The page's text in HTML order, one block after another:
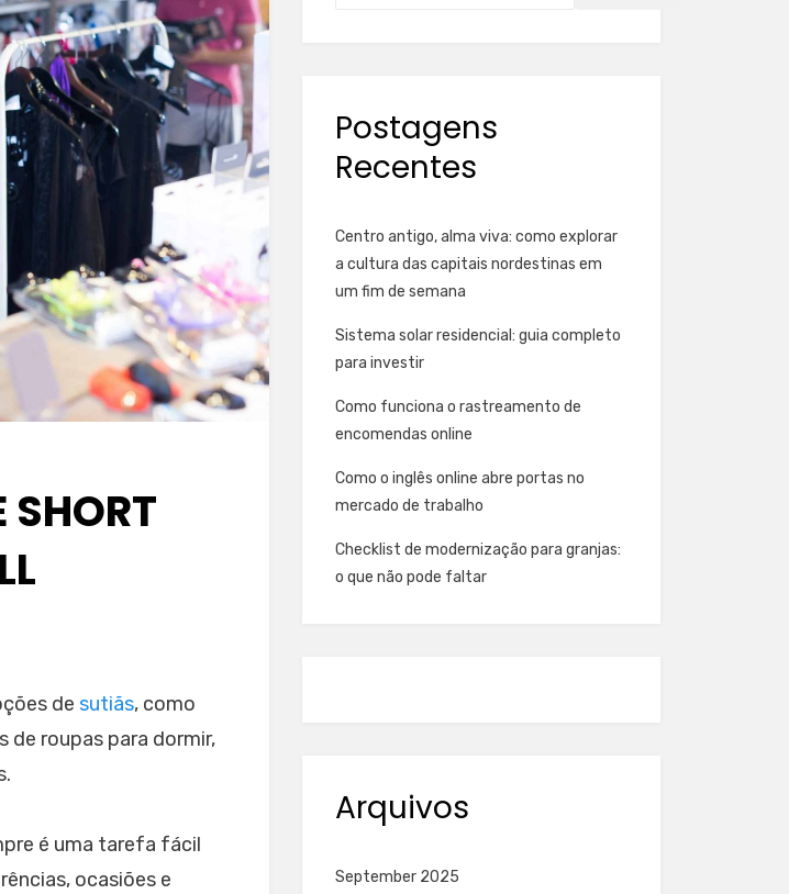
SHORT
de sutiãs, como
de roupas para dormir,
é uma tarefa fácil
ocasiões e
Postagens
Recentes
Centro antigo, alma viva: como explorar
a cultura das capitais nordestinas em
um fim de semana
Sistema solar residencial: guia completo
para investir
Como funciona o rastreamento de
encomendas online
Como o inglês online abre portas no
mercado de trabalho
Checklist de modernização para granjas:
o que não pode faltar
Arquivos
September 2025